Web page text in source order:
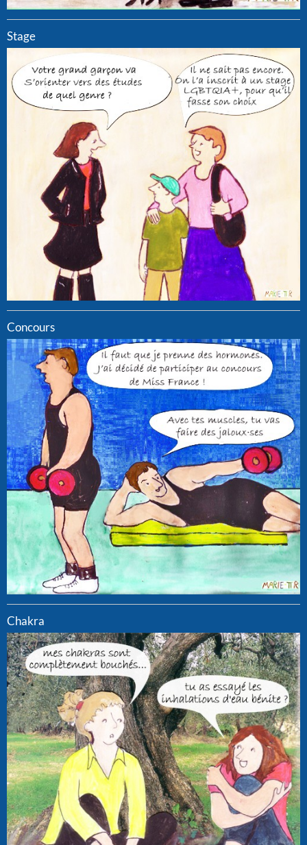
Stage
Concours
Chakra